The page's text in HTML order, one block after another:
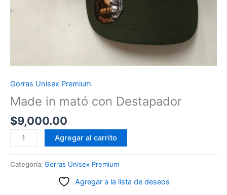
Gorras Unisex Premium
Made in mató con Destapador
$9,000.00
Made
in
Agregar al carrito
Categoría: Gorras Unisex Premium
Agregar a la lista de deseos